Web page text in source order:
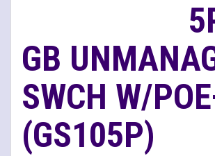
GB
SWCH W/
(GS105P)